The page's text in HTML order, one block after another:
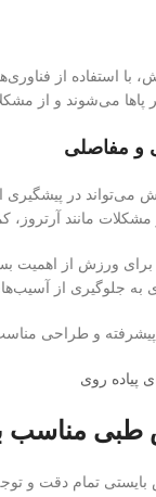
استفاده از
می‌شوند و از
می‌تواند در پیشگیری
مانند
ورزش از اهمیت
به جلوگیری از
پیشرفته و طراحی
پیاده روی
طبی
تمام دقت و توجه